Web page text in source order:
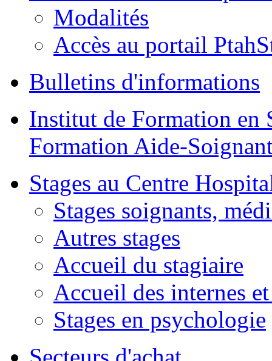
Modalités
Accès au portail
Bulletins d'informations
Institut de Formation
Formation Aide-
Stages au Centre
Stages soignants,
Autres stages
Accueil du stagiaire
Accueil des internes
Stages en psychologie